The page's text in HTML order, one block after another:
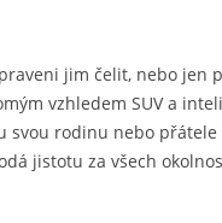
jim čelit, nebo jen
vzhledem SUV a
rodinu nebo
jistotu za všech